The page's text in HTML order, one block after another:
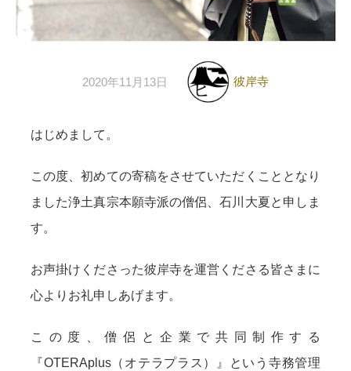
2020年11月13日 彼岸寺
はじめまして。
この度、初めての寄稿をさせていただくこととなり
ました浄土真宗本願寺派の僧侶、石川大夏と申しま
す。
お声掛けくださった彼岸寺を運営くださる皆さまに
心よりお礼申しあげます。
この度、僧侶と企業で共同制作する
『OTERAplus（オテラプラス）』という寺務管理